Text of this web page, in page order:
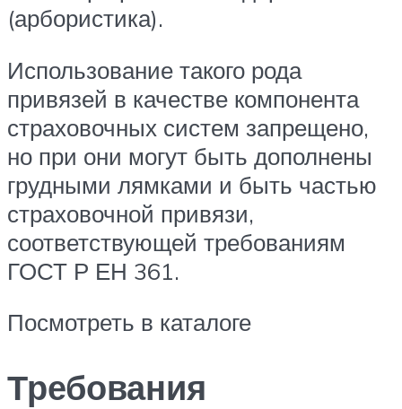
(арбористика).
Использование такого рода
привязей в качестве компонента
страховочных систем запрещено,
но при они могут быть дополнены
грудными лямками и быть частью
страховочной привязи,
соответствующей требованиям
ГОСТ Р ЕН 361.
Посмотреть в каталоге
Требования